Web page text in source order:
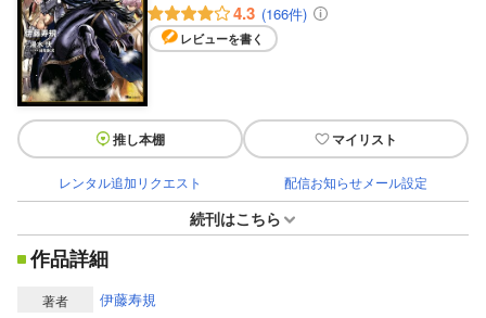
4.3 (166件)
レビューを書く
推し本棚 マイリスト
レンタル追加リクエスト 配信お知らせメール設定
続刊はこちら
作品詳細
著者 伊藤寿規